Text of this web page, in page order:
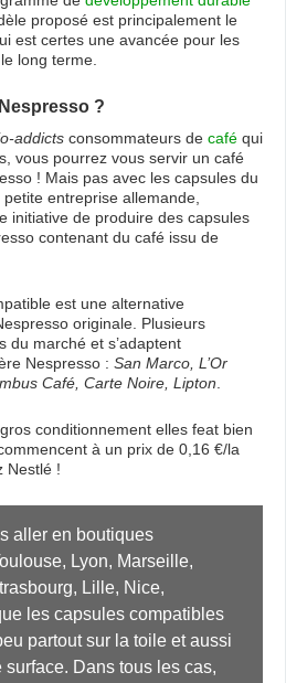
proposé est principalement le
est certes une avancée pour les
long terme.
?
addicts consommateurs de café qui
vous pourrez vous servir un café
! Mais pas avec les capsules du
entreprise allemande,
initiative de produire des capsules
contenant du café issu de
est une alternative
originale. Plusieurs
du marché et s’adaptent
Nespresso : San Marco, L’Or
Café, Carte Noire, Lipton
conditionnement elles feat bien
à un prix de 0,16 €/la
Nestlé !
aller en boutiques
Lyon, Marseille,
Lille, Nice,
les capsules compatibles
partout sur la toile et aussi
Dans tous les cas,